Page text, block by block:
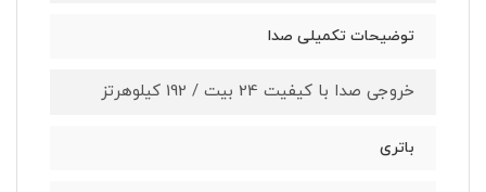
توضیحات تکمیلی صدا
خروجی صدا با کیفیت 24 بیت / 192 کیلوهرتز
باتری